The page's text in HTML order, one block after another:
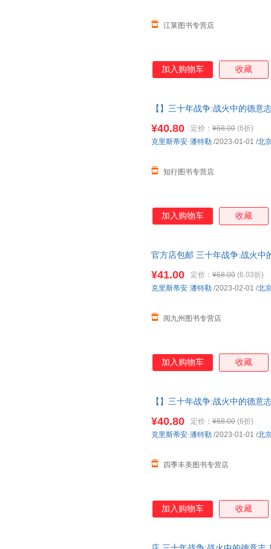
江莱图书专营店
加入购物车 收藏
【】三十年战争:战火中的德意
¥40.80 定价： ¥68.00 (6折)
知行图书专营店
克里斯蒂安·潘特勒 /2023-01-01 /北
加入购物车 收藏
官方店包邮 三十年战争:战火中
¥41.00 定价： ¥68.00 (6.03折)
阅九州图书专营店
克里斯蒂安·潘特勒 /2023-02-01 /北
加入购物车 收藏
【】三十年战争:战火中的德意
¥40.80 定价： ¥68.00 (6折)
四季丰美图书专营店
克里斯蒂安·潘特勒 /2023-01-01 /北
加入购物车 收藏